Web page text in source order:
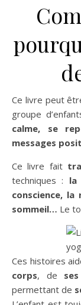
Ce livre peut
groupe
calme, se
messages
Ce livre fait
techniques : la
conscience,
sommeil… Le
Ces histoires
corps, de
permettant de